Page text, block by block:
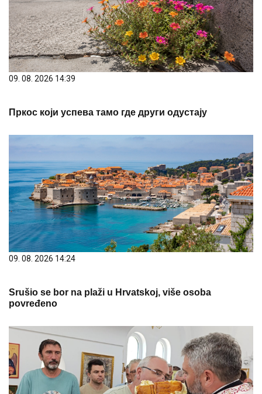
09. 08. 2026 14:39
Пркос који успева тамо где други одустају
09. 08. 2026 14:24
Srušio se bor na plaži u Hrvatskoj, više osoba
povređeno